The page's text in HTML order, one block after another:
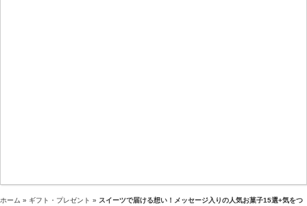
ホーム » ギフト・プレゼント » スイーツで届ける想い！メッセージ入りの人気お菓子15選+気をつ